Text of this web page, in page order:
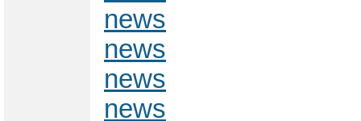
news
news
news
news